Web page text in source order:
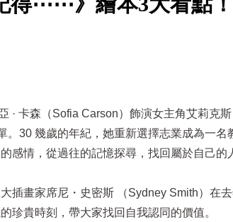
· 卡森（Sofia Carson）飾演女主角艾莉克
。30 幾歲的年紀，她重新選擇志業成為一名
感情，從過往的記憶探尋，找回屬於自己的
插畫家席尼・史密斯 （Sydney Smith）在
貴時刻，帶大家找回自我認同的價值。